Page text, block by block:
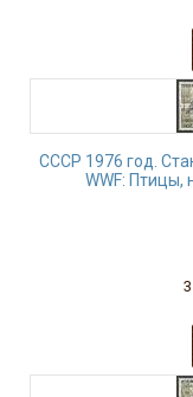
СССР 1976 год.
WWF: Птицы,